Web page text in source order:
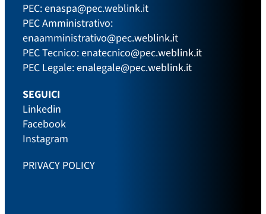
PEC:enaspa@pec.weblink.it
PEC Amministrativo:
enaamministrativo@pec.weblink.it
PEC Tecnico:enatecnico@pec.weblink.it
PEC Legale:enalegale@pec.weblink.it
SEGUICI
Linkedin
Facebook
Instagram
PRIVACY POLICY